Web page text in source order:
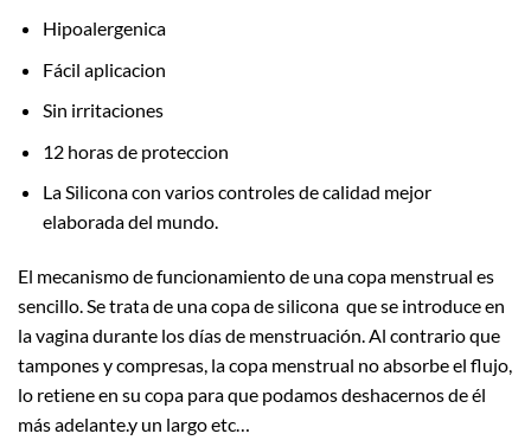
Hipoalergenica
Fácil aplicacion
Sin irritaciones
12 horas de proteccion
La Silicona con varios controles de calidad mejor
elaborada del mundo.
El mecanismo de funcionamiento de una copa menstrual es
sencillo. Se trata de una copa de silicona que se introduce en
la vagina durante los dí­as de menstruación. Al contrario que
tampones y compresas, la copa menstrual no absorbe el flujo,
lo retiene en su copa para que podamos deshacernos de él
más adelante.y un largo etc…